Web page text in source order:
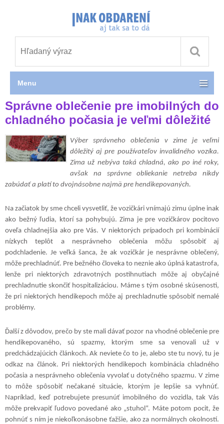
Správne oblečenie pre imobilných do
chladného počasia je veľmi dôležité
Výber správneho oblečenia v zime je veľmi
dôležitý aj pre používateľov invalidného vozíka.
Zima už nebýva taká chladná, ako po iné roky,
avšak na správne obliekanie netreba nikdy
zabúdať a platí to dvojnásobne najmä pre hendikepovaných.
Na začiatok by sme chceli vysvetliť, že vozičkári vnímajú zimu úplne inak
ako bežný ľudia, ktorí sa pohybujú. Zima je pre vozičkárov pocitovo
oveľa chladnejšia ako pre Vás. V niektorých prípadoch pri kombinácií
nízkych teplôt a nesprávneho oblečenia môžu spôsobiť aj
podchladenie. Je veľká šanca, že ak vozičkár je nesprávne oblečený,
môže prechladnúť. Pre bežného človeka to neznie ako úplná katastrofa,
lenže pri niektorých zdravotných postihnutiach môže aj obyčajné
prechladnutie skončiť hospitalizáciou. Máme s tým osobné skúsenosti,
že pri niektorých hendikepoch môže aj prechladnutie spôsobiť nemalé
problémy.
Ďalší z dôvodov, prečo by ste mali dávať pozor na vhodné oblečenie pre
hendikepovaného, sú spazmy, ktorým sme sa venovali už v
predchádzajúcich článkoch. Ak neviete čo to je, alebo ste tu nový, tu je
odkaz na článok. Pri niektorých hendikepoch kombinácia chladného
počasia a nesprávneho oblečenia vyvolať u dotyčného spazmu. V zime
to môže spôsobiť nečakané situácie, ktorým je lepšie sa vyhnúť.
Napríklad, keď potrebujete presunúť imobilného do vozidla, tak Vás
môže prekvapiť ľudovo povedané ako „stuhol“. Máte potom pocit, že
pohnúť s ním je niekoľkonásobne ťažšie, ako za normálnych okolností.
Menu